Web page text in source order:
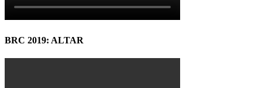
BRC 2019: ALTAR